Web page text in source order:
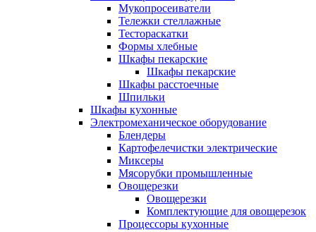
Мукопросеиватели
Тележки стеллажные
Тестораскатки
Формы хлебные
Шкафы пекарские
Шкафы пекарские
Шкафы расстоечные
Шпильки
Шкафы кухонные
Электромеханическое оборудование
Блендеры
Картофелечистки электрические
Миксеры
Мясорубки промышленные
Овощерезки
Овощерезки
Комплектующие для овощерезок
Процессоры кухонные